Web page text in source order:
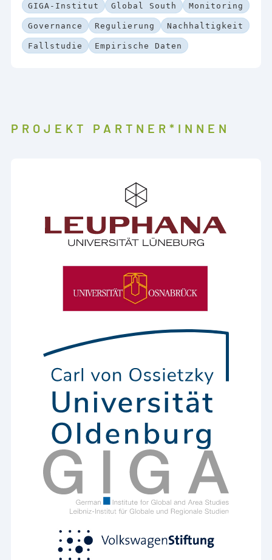
GIGA-Institut Global South Monitoring
Governance Regulierung Nachhaltigkeit
Fallstudie Empirische Daten
PROJEKT PARTNER*INNEN